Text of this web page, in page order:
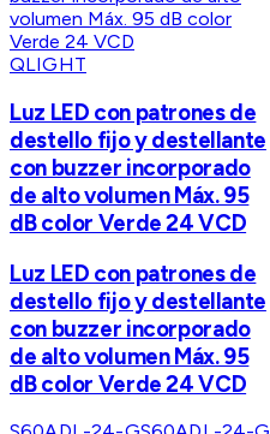
QLIGHT
Luz LED con patrones de
destello fijo y destellante
con buzzer incorporado
de alto volumen Máx. 95
dB color Verde 24 VCD
Luz LED con patrones de
destello fijo y destellante
con buzzer incorporado
de alto volumen Máx. 95
dB color Verde 24 VCD